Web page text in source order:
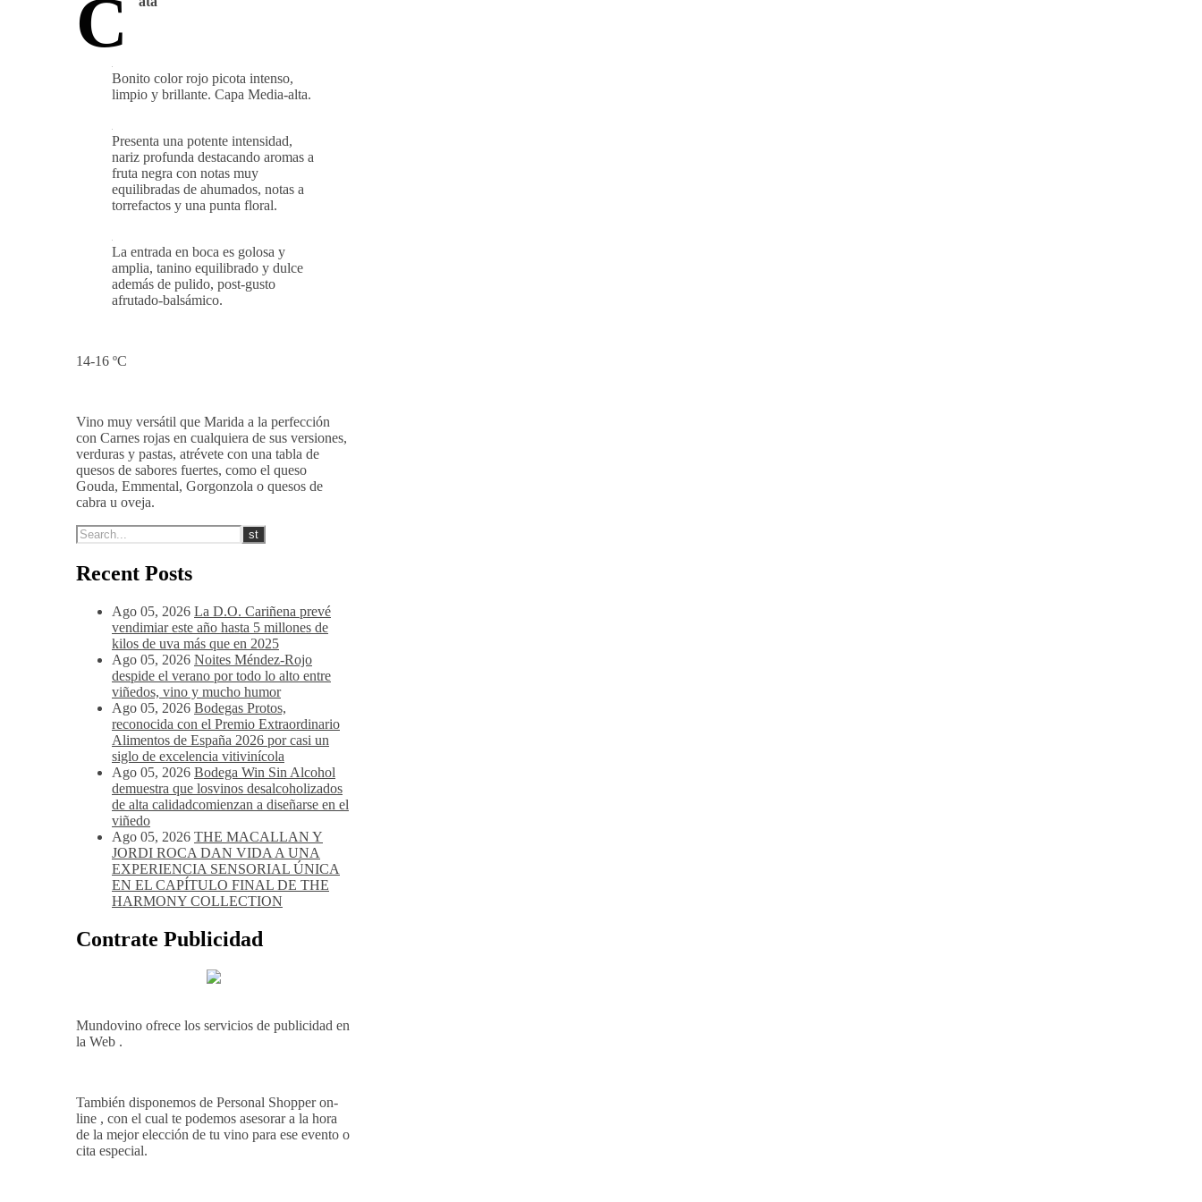
C
Bonito color rojo picota intenso,
limpio y brillante. Capa Media-alta.
Presenta una potente intensidad,
nariz profunda destacando aromas a
fruta negra con notas muy
equilibradas de ahumados, notas a
torrefactos y una punta floral.
La entrada en boca es golosa y
amplia, tanino equilibrado y dulce
además de pulido, post-gusto
afrutado-balsámico.
14-16 ºC
Vino muy versátil que Marida a la perfección
con Carnes rojas en cualquiera de sus versiones,
verduras y pastas, atrévete con una tabla de
quesos de sabores fuertes, como el queso
Gouda, Emmental, Gorgonzola o quesos de
cabra u oveja.
Recent Posts
Ago 05, 2026 La D.O. Cariñena prevé
vendimiar este año hasta 5 millones de
kilos de uva más que en 2025
Ago 05, 2026 Noites Méndez-Rojo
despide el verano por todo lo alto entre
viñedos, vino y mucho humor
Ago 05, 2026 Bodegas Protos,
reconocida con el Premio Extraordinario
Alimentos de España 2026 por casi un
siglo de excelencia vitivinícola
Ago 05, 2026 Bodega Win Sin Alcohol
demuestra que losvinos desalcoholizados
de alta calidadcomienzan a diseñarse en el
viñedo
Ago 05, 2026 THE MACALLAN Y
JORDI ROCA DAN VIDA A UNA
EXPERIENCIA SENSORIAL ÚNICA
EN EL CAPÍTULO FINAL DE THE
HARMONY COLLECTION
Contrate Publicidad
Mundovino ofrece los servicios de publicidad en
la Web .
También disponemos de Personal Shopper on-
line , con el cual te podemos asesorar a la hora
de la mejor elección de tu vino para ese evento o
cita especial.